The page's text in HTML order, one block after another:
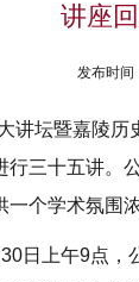
讲座
发布时
讲坛暨嘉陵历
行三十五讲。
一个学术氛围
日上午9点，